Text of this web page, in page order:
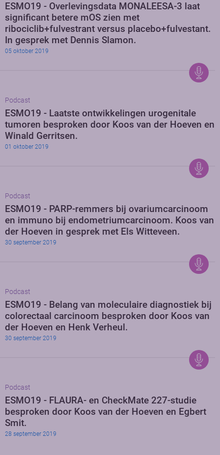
ESMO19 - Overlevingsdata MONALEESA-3 laat
significant betere mOS zien met
ribociclib+fulvestrant versus placebo+fulvestant.
In gesprek met Dennis Slamon.
05 oktober 2019
Podcast
ESMO19 - Laatste ontwikkelingen urogenitale
tumoren besproken door Koos van der Hoeven en
Winald Gerritsen.
01 oktober 2019
Podcast
ESMO19 - PARP-remmers bij ovariumcarcinoom
en immuno bij endometriumcarcinoom. Koos van
der Hoeven in gesprek met Els Witteveen.
30 september 2019
Podcast
ESMO19 - Belang van moleculaire diagnostiek bij
colorectaal carcinoom besproken door Koos van
der Hoeven en Henk Verheul.
30 september 2019
Podcast
ESMO19 - FLAURA- en CheckMate 227-studie
besproken door Koos van der Hoeven en Egbert
Smit.
28 september 2019